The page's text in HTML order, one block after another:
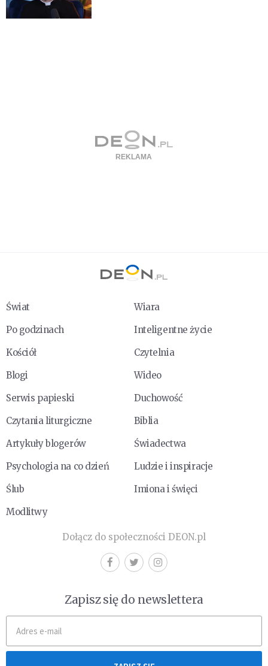
Świat
Wiara
Po godzinach
Inteligentne życie
Kościół
Czytelnia
Blogi
Wideo
Serwis papieski
Duchowość
Czytania liturgiczne
Biblia
Artykuły blogerów
Świadectwa
Psychologia na co dzień
Ludzie i inspiracje
Ślub
Imiona i święci
Modlitwy
Dołącz do społeczności DEON.pl
Zapisz się do newslettera